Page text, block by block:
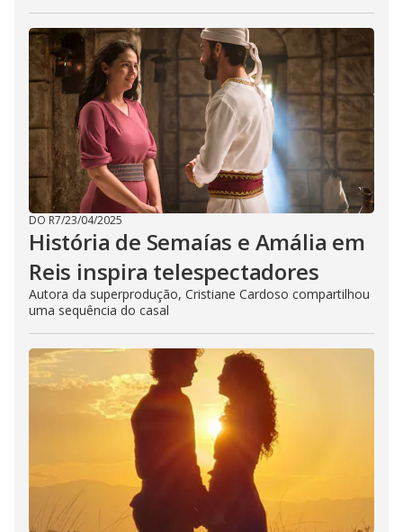
DO R7/23/04/2025
História de Semaías e Amália em
Reis inspira telespectadores
Autora da superprodução, Cristiane Cardoso compartilhou
uma sequência do casal